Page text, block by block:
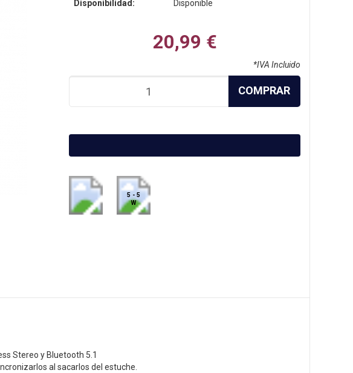
Disponibilidad: Disponible
20,99 €
*IVA Incluido
COMPRAR
5 - 5
W
Stereo y Bluetooth 5.1
al sacarlos del estuche.